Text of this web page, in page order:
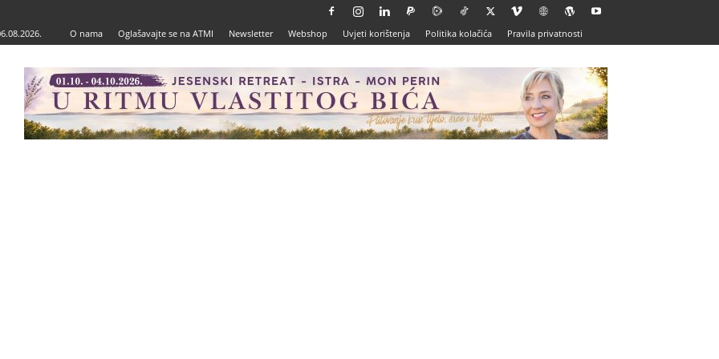
O nama Oglašavajte se na ATMI Newsletter Webshop Uvjeti korištenja Politika kolačića Pravila privatnosti